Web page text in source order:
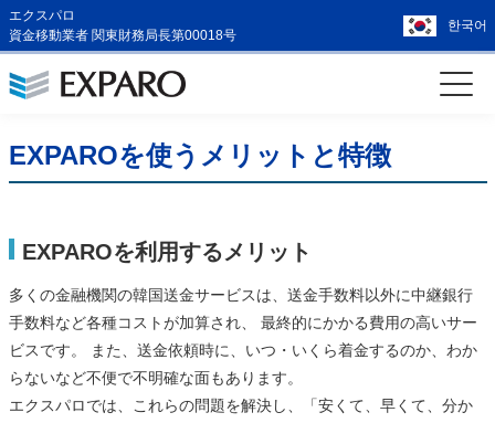
エクスパロ
資金移動業者 関東財務局長第00018号
한국어
EXPAROを使うメリットと特徴
EXPAROを利用するメリット
多くの金融機関の韓国送金サービスは、送金手数料以外に中継銀行
手数料など各種コストが加算され、 最終的にかかる費用の高いサー
ビスです。 また、送金依頼時に、いつ・いくら着金するのか、わか
らないなど不便で不明確な面もあります。
エクスパロでは、これらの問題を解決し、「安くて、早くて、分か